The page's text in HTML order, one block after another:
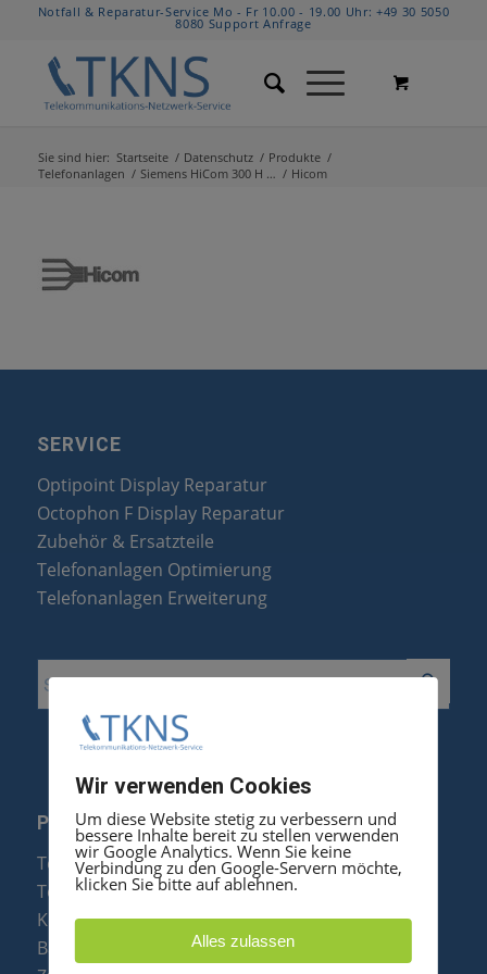
Notfall & Reparatur-Service Mo - Fr 10.00 - 19.00 Uhr:+49 30 5050
8080 Support Anfrage
Sie sind hier: Startseite / Datenschutz / Produkte /
Telefonanlagen / Siemens HiCom 300 H … / Hicom
SERVICE
Optipoint Display Reparatur
Octophon F Display Reparatur
Zubehör & Ersatzteile
Telefonanlagen Optimierung
Telefonanlagen Erweiterung
PRODUKTE
Telefonanlagen
Telefone
Konftel Konferenztelefone
Baugruppen
Wir verwenden Cookies
Um diese Website stetig zu verbessern und
bessere Inhalte bereit zu stellen verwenden
wir Google Analytics. Wenn Sie keine
Verbindung zu den Google-Servern möchte,
klicken Sie bitte auf ablehnen.
Alles zulassen